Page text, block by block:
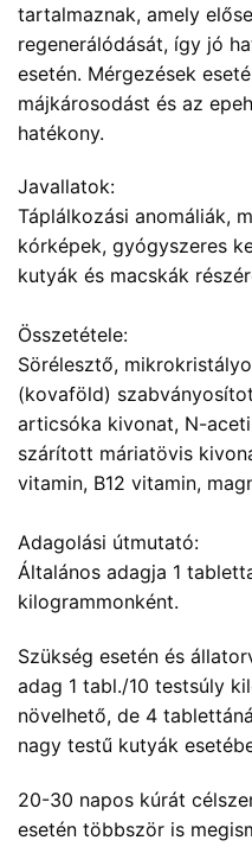
tartalmaznak, amely
regenerálódását, így jó
esetén. Mérgezések
májkárosodást és az
hatékony.
Javallatok:
Táplálkozási anomáliák,
kórképek, gyógyszeres
kutyák és macskák
Összetétele:
Sörélesztő,
(kovaföld)
articsóka kivonat, N-
szárított máriatövis
vitamin, B12 vitamin,
Adagolási útmutató:
Általános adagja 1
kilogrammonként.
Szükség esetén és
adag 1 tabl./10 testsúly
növelhető, de 4
nagy testű kutyák
20-30 napos kúrát
esetén többször is